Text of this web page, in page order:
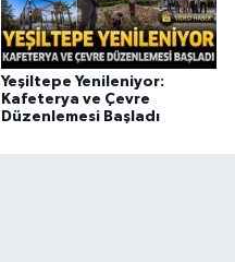
Yeşiltepe Yenileniyor:
Kafeterya ve Çevre
Düzenlemesi Başladı